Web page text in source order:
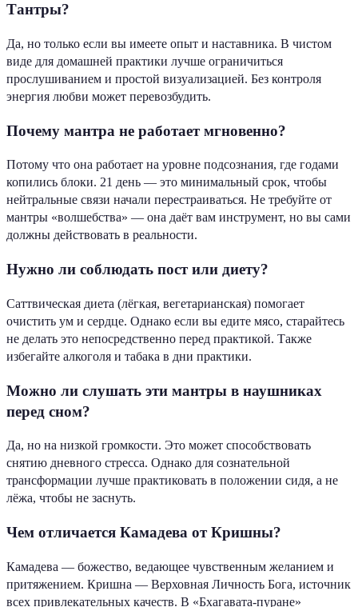
Тантры?
Да, но только если вы имеете опыт и наставника. В чистом
виде для домашней практики лучше ограничиться
прослушиванием и простой визуализацией. Без контроля
энергия любви может перевозбудить.
Почему мантра не работает мгновенно?
Потому что она работает на уровне подсознания, где годами
копились блоки. 21 день — это минимальный срок, чтобы
нейтральные связи начали перестраиваться. Не требуйте от
мантры «волшебства» — она даёт вам инструмент, но вы сами
должны действовать в реальности.
Нужно ли соблюдать пост или диету?
Саттвическая диета (лёгкая, вегетарианская) помогает
очистить ум и сердце. Однако если вы едите мясо, старайтесь
не делать это непосредственно перед практикой. Также
избегайте алкоголя и табака в дни практики.
Можно ли слушать эти мантры в наушниках
перед сном?
Да, но на низкой громкости. Это может способствовать
снятию дневного стресса. Однако для сознательной
трансформации лучше практиковать в положении сидя, а не
лёжа, чтобы не заснуть.
Чем отличается Камадева от Кришны?
Камадева — божество, ведающее чувственным желанием и
притяжением. Кришна — Верховная Личность Бога, источник
всех привлекательных качеств. В «Бхагавата-пуране»